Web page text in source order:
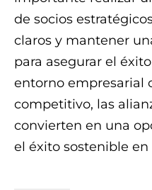
de socios
claros y mantener
para asegurar el
entorno empresarial
competitivo, las
convierten en una
el éxito sostenible en